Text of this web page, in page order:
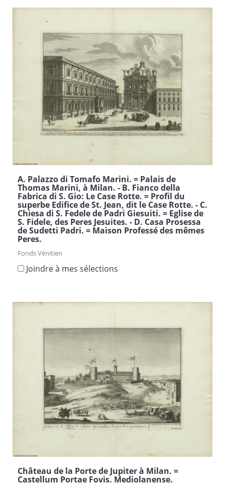
A. Palazzo di Tomafo Marini. = Palais de
Thomas Marini, à Milan. - B. Fianco della
Fabrica di S. Gio: Le Case Rotte. = Profil du
superbe Edifice de St. Jean, dit le Case Rotte. - C.
Chiesa di S. Fedele de Padri Giesuiti. = Eglise de
S. Fidele, des Peres Jesuites. - D. Casa Prosessa
de Sudetti Padri. = Maison Professé des mêmes
Peres.
Fonds Vénitien
Joindre à mes sélections
Château de la Porte de Jupiter à Milan. =
Castellum Portae Fovis. Mediolanense.